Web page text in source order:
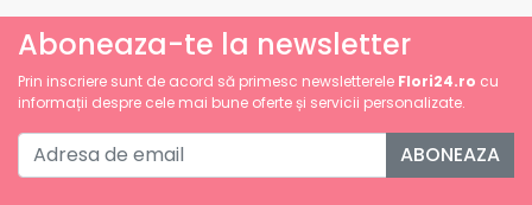
Aboneaza-te la newsletter
Prin inscriere sunt de acord să primesc newsletterele Flori24.ro cu
informații despre cele mai bune oferte și servicii personalizate.
ABONEAZA